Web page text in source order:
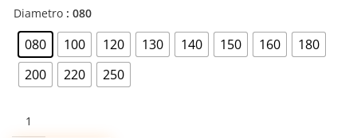
Diametro : 080
080 100 120 130 140 150 160
180
200
220 250
controventato